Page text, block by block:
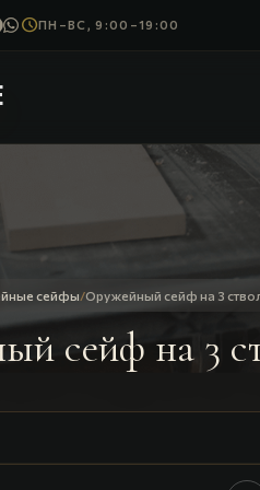
scheduleПН–ВС, 9:00–19:00
сейфы/Оружейный сейф на 3
сейф на 3